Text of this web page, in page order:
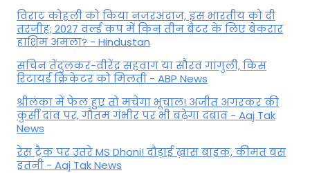
विराट कोहली को किया नजरअंदाज, इस भारतीय को दी
तरजीह; 2027 वर्ल्ड कप में किन तीन बैटर के लिए बेकरार
हाशिम अमला? - Hindustan
सचिन तेंदुलकर-वीरेंद्र सहवाग या सौरव गांगुली, किस
रिटायर्ड क्रिकेटर को मिलती - ABP News
श्रीलंका में फेल हुए तो मचेगा भूचाल! अजीत अगरकर की
कुर्सी दांव पर, गौतम गंभीर पर भी बढ़ेगा दबाव - Aaj Tak
News
रेस ट्रैक पर उतरे MS Dhoni! दौड़ाई ख़ास बाइक, कीमत बस
इतनी - Aaj Tak News